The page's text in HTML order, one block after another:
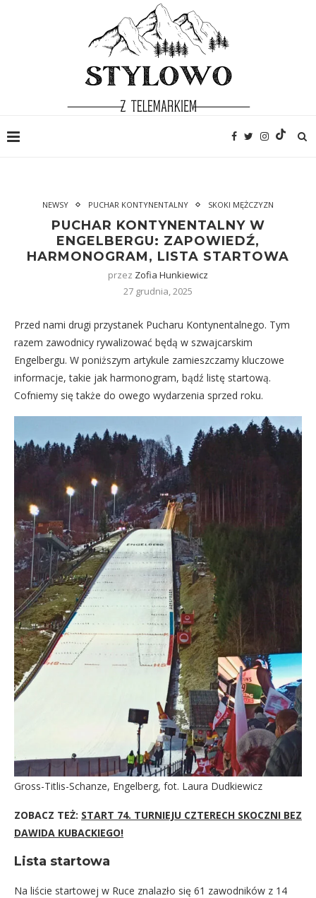
NEWSY PUCHAR KONTYNENTALNY SKOKI MĘŻCZYZN
PUCHAR KONTYNENTALNY W
ENGELBERGU: ZAPOWIEDŹ,
HARMONOGRAM, LISTA STARTOWA
przez Zofia Hunkiewicz
27 grudnia, 2025
Przed nami drugi przystanek Pucharu Kontynentalnego. Tym
razem zawodnicy rywalizować będą w szwajcarskim
Engelbergu. W poniższym artykule zamieszczamy kluczowe
informacje, takie jak harmonogram, bądź listę startową.
Cofniemy się także do owego wydarzenia sprzed roku.
Gross-Titlis-Schanze, Engelberg, fot. Laura Dudkiewicz
ZOBACZ TEŻ: START 74. TURNIEJU CZTERECH SKOCZNI BEZ
DAWIDA KUBACKIEGO!
Lista startowa
Na liście startowej w Ruce znalazło się 61 zawodników z 14